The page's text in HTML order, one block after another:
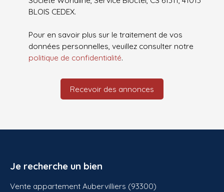
BLOIS CEDEX.
Pour en savoir plus sur le traitement de vos
données personnelles, veuillez consulter notre
politique de confidentialité.
Recevoir des annonces
Je recherche un bien
Vente appartement Aubervilliers (93300)